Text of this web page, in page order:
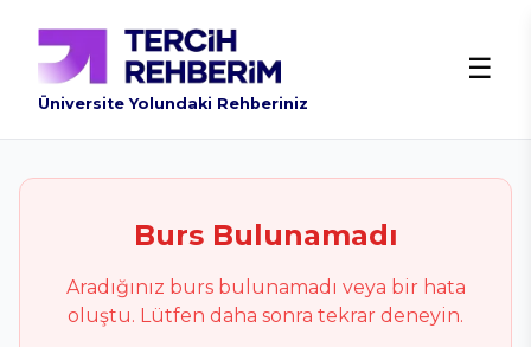
Üniversite Yolundaki Rehberiniz
☰
Burs Bulunamadı
Aradığınız burs bulunamadı veya bir hata
oluştu. Lütfen daha sonra tekrar deneyin.